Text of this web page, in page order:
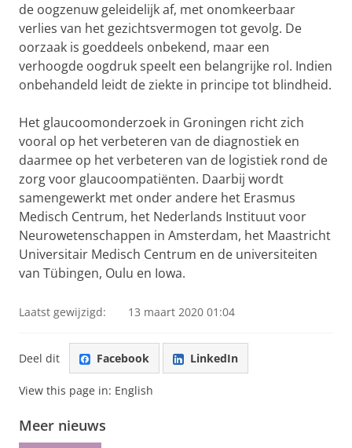
de oogzenuw geleidelijk af, met onomkeerbaar
verlies van het gezichtsvermogen tot gevolg. De
oorzaak is goeddeels onbekend, maar een
verhoogde oogdruk speelt een belangrijke rol. Indien
onbehandeld leidt de ziekte in principe tot blindheid.
Het glaucoomonderzoek in Groningen richt zich
vooral op het verbeteren van de diagnostiek en
daarmee op het verbeteren van de logistiek rond de
zorg voor glaucoompatiënten. Daarbij wordt
samengewerkt met onder andere het Erasmus
Medisch Centrum, het Nederlands Instituut voor
Neurowetenschappen in Amsterdam, het Maastricht
Universitair Medisch Centrum en de universiteiten
van Tübingen, Oulu en Iowa.
Laatst gewijzigd: 13 maart 2020 01:04
Deel dit Facebook LinkedIn
View this page in: English
Meer nieuws